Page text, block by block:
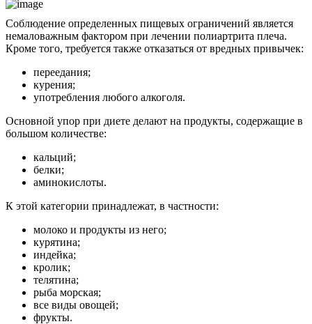
Соблюдение определенных пищевых ограничений является
немаловажным фактором при лечении полиартрита плеча.
Кроме того, требуется также отказаться от вредных привычек:
переедания;
курения;
употребления любого алкоголя.
Основной упор при диете делают на продукты, содержащие в
большом количестве:
кальций;
белки;
аминокислоты.
К этой категории принадлежат, в частности:
молоко и продукты из него;
курятина;
индейка;
кролик;
телятина;
рыба морская;
все виды овощей;
фрукты.